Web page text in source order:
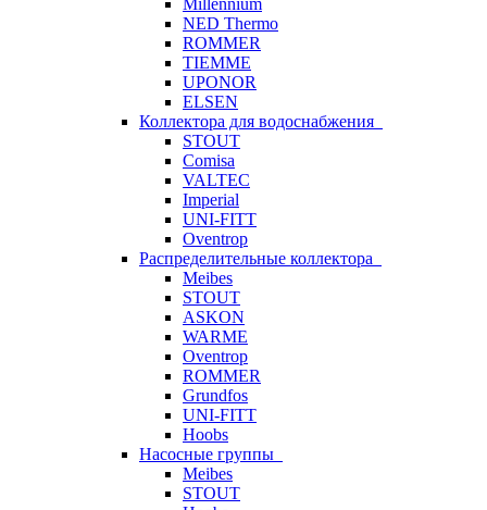
Millennium
NED Thermo
ROMMER
TIEMME
UPONOR
ELSEN
Коллектора для водоснабжения
STOUT
Comisa
VALTEC
Imperial
UNI-FITT
Oventrop
Распределительные коллектора
Meibes
STOUT
ASKON
WARME
Oventrop
ROMMER
Grundfos
UNI-FITT
Hoobs
Насосные группы
Meibes
STOUT